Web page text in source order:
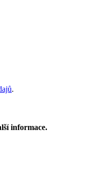
.
informace.